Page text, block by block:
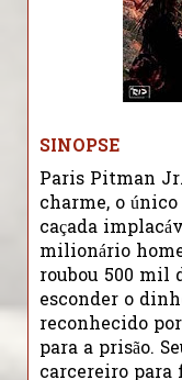
SINOPSE
Paris Pitman
charme, o
caçada
milionário
roubou 500 mil
esconder o
reconhecido
para a prisão.
carcereiro para